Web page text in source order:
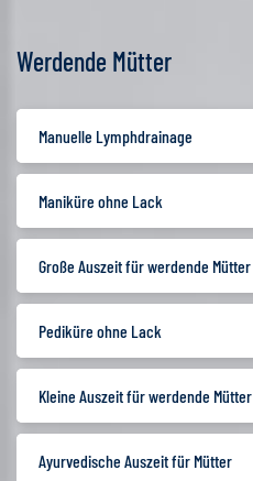
Werdende Mütter
Manuelle Lymphdrainage
Maniküre ohne Lack
Große Auszeit für werdende Mütter
Pediküre ohne Lack
Kleine Auszeit für werdende Mütter
Ayurvedische Auszeit für Mütter